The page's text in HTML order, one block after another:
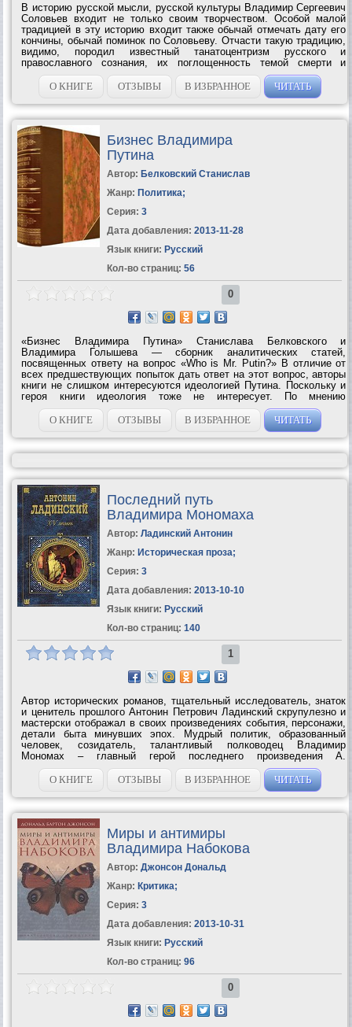
В историю русской мысли, русской культуры Владимир Сергеевич
Соловьев входит не только своим творчеством. Особой малой
традицией в эту историю входит также обычай отмечать дату его
кончины, обычай поминок по Соловьеву. Отчасти такую традицию,
видимо, породил известный танатоцентризм русского и
православного сознания, их поглощенность темой смерти и
воскресения: как не раз отмечали, русская культура соловьевской
эпохи была своего...
О КНИГЕ ОТЗЫВЫ В ИЗБРАННОЕ ЧИТАТЬ
Бизнес Владимира
Путина
Автор: Белковский Станислав
Жанр: Политика;
Серия: 3
Дата добавления: 2013-11-28
Язык книги: Русский
Кол-во страниц: 56
0
«Бизнес Владимира Путина» Станислава Белковского и
Владимира Голышева — сборник аналитических статей,
посвященных ответу на вопрос «Who is Mr. Putin?» В отличие от
всех предшествующих попыток дать ответ на этот вопрос, авторы
книги не слишком интересуются идеологией Путина. Поскольку и
героя книги идеология тоже не интересует. По мнению
политологов, главная цель жизни и деятельности Путина — чисто
деловая. Президентство — это просто...
О КНИГЕ ОТЗЫВЫ В ИЗБРАННОЕ ЧИТАТЬ
Последний путь
Владимира Мономаха
Автор: Ладинский Антонин
Жанр: Историческая проза;
Серия: 3
Дата добавления: 2013-10-10
Язык книги: Русский
Кол-во страниц: 140
1
Автор исторических романов, тщательный исследователь, знаток
и ценитель прошлого Антонин Петрович Ладинский скрупулезно и
мастерски отображал в своих произведениях события, персонажи,
детали быта минувших эпох. Мудрый политик, образованный
человек, созидатель, талантливый полководец Владимир
Мономах – главный герой последнего произведения А.
Ладинского, завершающего трилогию об истории Древней...
О КНИГЕ
ОТЗЫВЫ В ИЗБРАННОЕ ЧИТАТЬ
Миры и антимиры
Владимира Набокова
Автор: Джонсон Дональд
Жанр: Критика;
Серия: 3
Дата добавления: 2013-10-31
Язык книги: Русский
Кол-во страниц: 96
0